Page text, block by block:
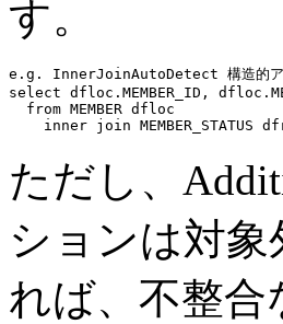
す。
e.g. InnerJoinAutoDetect 構造的ア
select dfloc.MEMBER_ID,
from MEMBER dfloc
inner join MEMBER_STATUS
ただし、
ションは対
れば、不整